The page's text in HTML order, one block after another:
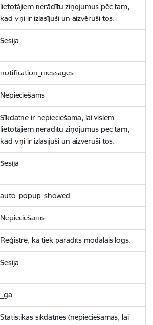
lietotājiem nerādītu ziņojumus pēc tam,
kad viņi ir izlasījuši un aizvēruši tos.
Sesija
notification_messages
Nepieciešams
Sīkdatne ir nepieciešama, lai visiem
lietotājiem nerādītu ziņojumus pēc tam,
kad viņi ir izlasījuši un aizvēruši tos.
Sesija
auto_popup_showed
Nepieciešams
Reģistrē, ka tiek parādīts modālais logs.
Sesija
_ga
Statistikas sīkdatnes (nepieciešamas, lai